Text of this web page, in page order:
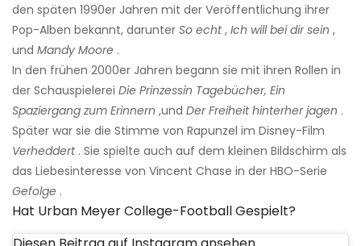
den späten 1990er Jahren mit der Veröffentlichung ihrer
Pop-Alben bekannt, darunter So echt, Ich will bei dir sein ,
und Mandy Moore .
In den frühen 2000er Jahren begann sie mit ihren Rollen in
der Schauspielerei Die Prinzessin Tagebücher, Ein
Spaziergang zum Erinnern ,und Der Freiheit hinterher jagen .
Später war sie die Stimme von Rapunzel im Disney-Film
Verheddert. Sie spielte auch auf dem kleinen Bildschirm als
das Liebesinteresse von Vincent Chase in der HBO-Serie
Gefolge .
Hat Urban Meyer College-Football Gespielt?